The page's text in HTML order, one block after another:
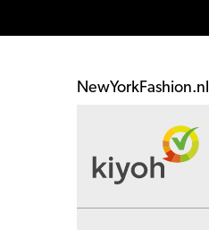
NewYorkFashion.nl